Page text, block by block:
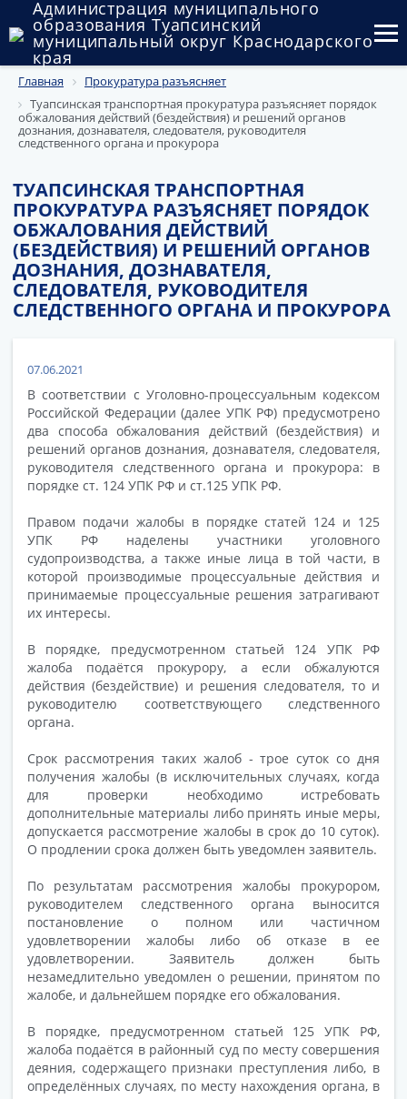
Администрация муниципального
образования Туапсинский
муниципальный округ Краснодарского
края
Округ
Администрация
Государственный и муниципальный контроль
Муниципальное имущество
Публичные слушания и общественные обсуждения
Документы
Главная
Прокуратура разъясняет
Туапсинская транспортная прокуратура разъясняет порядок
обжалования действий (бездействия) и решений органов
дознания, дознавателя, следователя, руководителя
следственного органа и прокурора
ТУАПСИНСКАЯ ТРАНСПОРТНАЯ
ПРОКУРАТУРА РАЗЪЯСНЯЕТ ПОРЯДОК
ОБЖАЛОВАНИЯ ДЕЙСТВИЙ
(БЕЗДЕЙСТВИЯ) И РЕШЕНИЙ ОРГАНОВ
ДОЗНАНИЯ, ДОЗНАВАТЕЛЯ,
СЛЕДОВАТЕЛЯ, РУКОВОДИТЕЛЯ
СЛЕДСТВЕННОГО ОРГАНА И ПРОКУРОРА
07.06.2021
В соответствии с Уголовно-процессуальным кодексом
Российской Федерации (далее УПК РФ) предусмотрено
два способа обжалования действий (бездействия) и
решений органов дознания, дознавателя, следователя,
руководителя следственного органа и прокурора: в
порядке ст. 124 УПК РФ и ст.125 УПК РФ.
Правом подачи жалобы в порядке статей 124 и 125
УПК РФ наделены участники уголовного
судопроизводства, а также иные лица в той части, в
которой производимые процессуальные действия и
принимаемые процессуальные решения затрагивают
их интересы.
В порядке, предусмотренном статьей 124 УПК РФ
жалоба подаётся прокурору, а если обжалуются
действия (бездействие) и решения следователя, то и
руководителю соответствующего следственного
органа.
Срок рассмотрения таких жалоб - трое суток со дня
получения жалобы (в исключительных случаях, когда
для проверки необходимо истребовать
дополнительные материалы либо принять иные меры,
допускается рассмотрение жалобы в срок до 10 суток).
О продлении срока должен быть уведомлен заявитель.
По результатам рассмотрения жалобы прокурором,
руководителем следственного органа выносится
постановление о полном или частичном
удовлетворении жалобы либо об отказе в ее
удовлетворении. Заявитель должен быть
незамедлительно уведомлен о решении, принятом по
жалобе, и дальнейшем порядке его обжалования.
В порядке, предусмотренном статьей 125 УПК РФ,
жалоба подаётся в районный суд по месту совершения
деяния, содержащего признаки преступления либо, в
определённых случаях, по месту нахождения органа, в